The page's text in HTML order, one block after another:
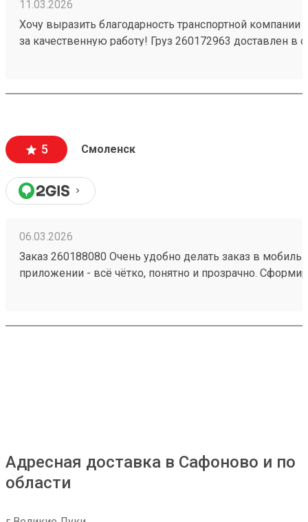
11.03.2026
Хочу выразить благодарность транспортной компании
за качественную работу! Груз 260172963 доставлен в
5 Смоленск
06.03.2026
Заказ 260188080 Очень удобно делать заказ в
приложении - всё чётко, понятно и прозрачно.
водитель, забрал груз. В личном кабинете видны все
Адресная доставка в Сафоново и по
области